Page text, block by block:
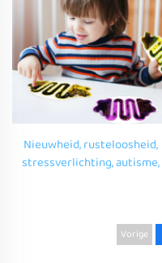
ongerust kinderen
Nieuwheid, rusteloosheid,
stressverlichting, autisme,
speelgoed voor kinderen.
Vorige